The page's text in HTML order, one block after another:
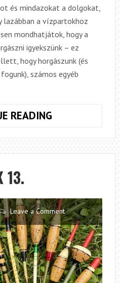
és mindazokat a dolgokat,
lazábban a vízpartokhoz
mondhatjátok, hogy a
igyekszünk – ez
hogy horgászunk (és
számos egyéb
READING
–
FOLYÓK,
13.
Leave a Comment